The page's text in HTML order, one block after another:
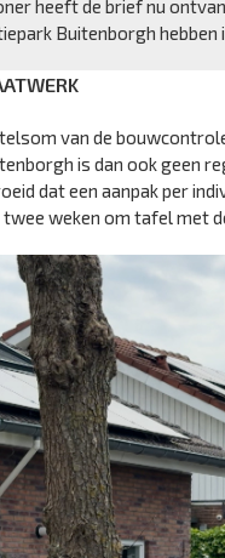
heeft de brief nu
Buitenborgh hebben
van de
is dan ook geen
dat een aanpak per
weken om tafel met